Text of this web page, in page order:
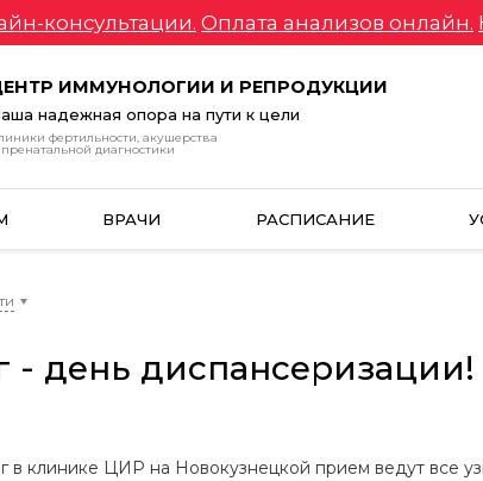
консультации. Оплата анализов онлайн.
ИММУНОЛОГИИ И РЕПРОДУКЦИИ
надежная опора на пути к цели
фертильности, акушерства
диагностики
ВРАЧИ РАСПИСАНИЕ
- день диспансеризации!
в клинике ЦИР на Новокузнецкой прием ведут все